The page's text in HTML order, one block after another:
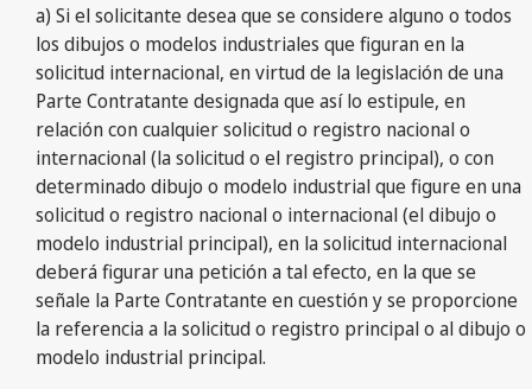
a) Si el solicitante desea que se considere alguno o todos
los dibujos o modelos industriales que figuran en la
solicitud internacional, en virtud de la legislación de una
Parte Contratante designada que así lo estipule, en
relación con cualquier solicitud o registro nacional o
internacional (la solicitud o el registro principal), o con
determinado dibujo o modelo industrial que figure en una
solicitud o registro nacional o internacional (el dibujo o
modelo industrial principal), en la solicitud internacional
deberá figurar una petición a tal efecto, en la que se
señale la Parte Contratante en cuestión y se proporcione
la referencia a la solicitud o registro principal o al dibujo o
modelo industrial principal.